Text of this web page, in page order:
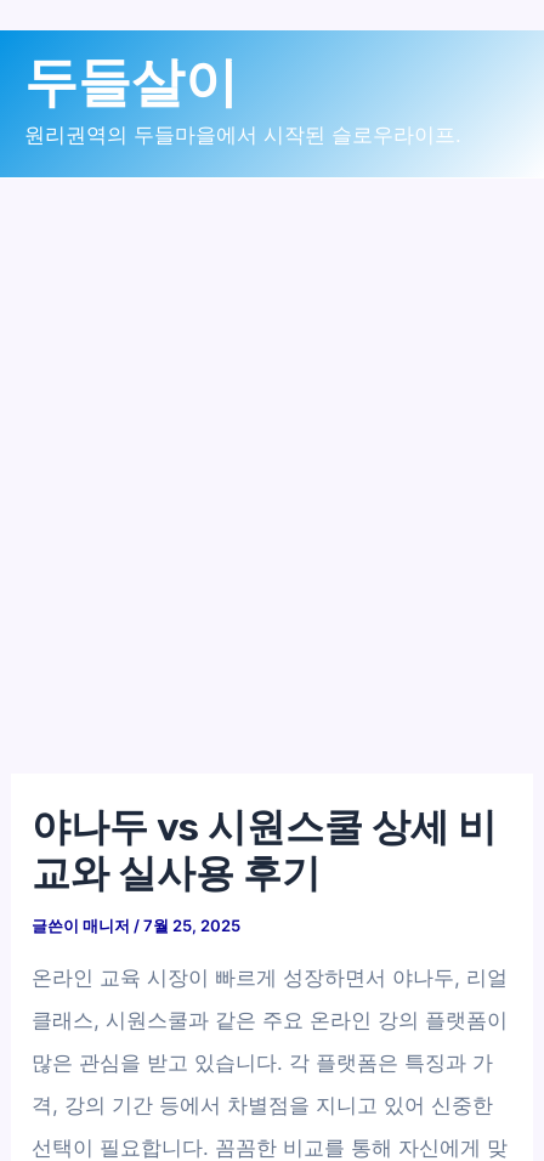
로
두들살이
원리권역의 두들마을에서 시작된 슬로우라이프.
야나두 vs 시원스쿨 상세 비
교와 실사용 후기
글쓴이매니저 /7월 25, 2025
온라인 교육 시장이 빠르게 성장하면서 야나두, 리얼
클래스, 시원스쿨과 같은 주요 온라인 강의 플랫폼이
많은 관심을 받고 있습니다. 각 플랫폼은 특징과 가
격, 강의 기간 등에서 차별점을 지니고 있어 신중한
선택이 필요합니다. 꼼꼼한 비교를 통해 자신에게 맞